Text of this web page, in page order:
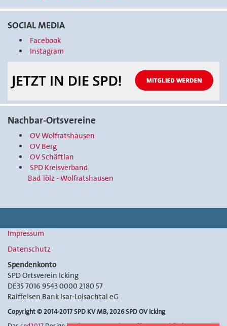
SOCIAL MEDIA
Facebook
Instagram
Nachbar-Ortsvereine
OV Wolfratshausen
OV Berg
OV Schäftlan
SPD Kreisverband
Bad Tölz - Wolfratshausen
Impressum
Datenschutz
Spendenkonto
SPD Ortsverein Icking
DE35 7016 9543 0000 2180 57
Raiffeisen Bank Isar-Loisachtal eG
Copyright © 2014-2017 SPD KV MB, 2026 SPD OV Icking